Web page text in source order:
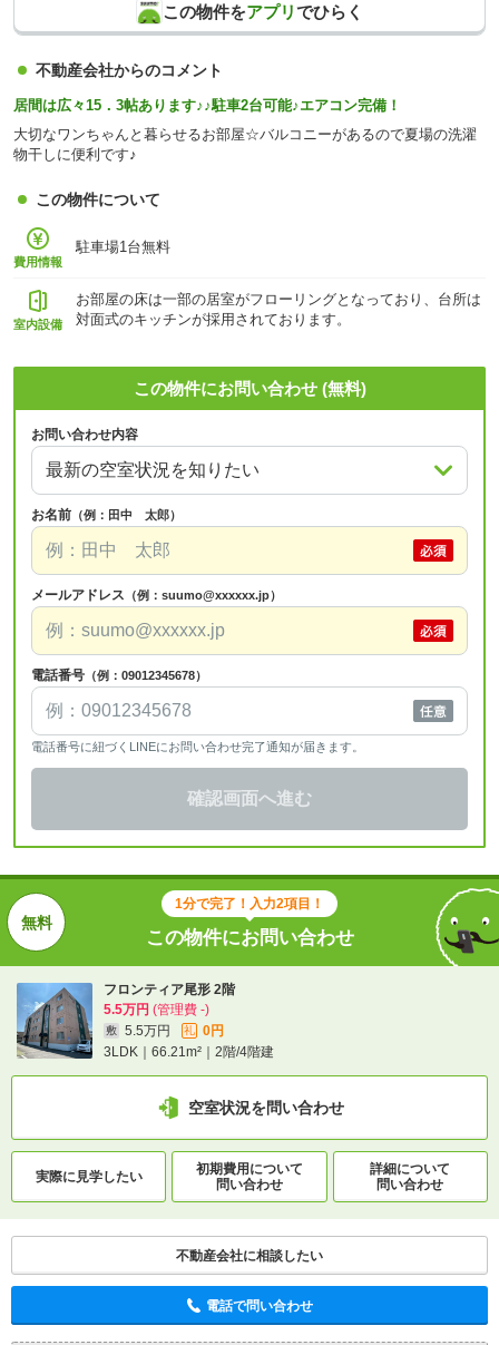
この物件をアプリでひらく
不動産会社からのコメント
居間は広々15．3帖あります♪♪駐車2台可能♪エアコン完備！
大切なワンちゃんと暮らせるお部屋☆バルコニーがあるので夏場の洗濯
物干しに便利です♪
この物件について
費用情報
駐車場1台無料
室内設備
お部屋の床は一部の居室がフローリングとなっており、台所は
対面式のキッチンが採用されております。
この物件にお問い合わせ (無料)
お問い合わせ内容
お名前 （例：田中 太郎）
メールアドレス （例：suumo@xxxxxx.jp）
電話番号 （例：09012345678）
電話番号に紐づくLINEにお問い合わせ完了通知が届きます。
確認画面へ進む
1分で完了！入力2項目！
この物件にお問い合わせ
フロンティア尾形 2階
5.5万円 (管理費 -)
敷 5.5万円 礼
0円
3LDK｜66.21m²｜2階/4階建
空室状況を問い合わせ
実際に見学したい
初期費用について
問い合わせ
詳細について
問い合わせ
不動産会社に相談したい
電話で問い合わせ